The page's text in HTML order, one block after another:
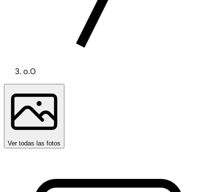
o.O
Ver todas las fotos